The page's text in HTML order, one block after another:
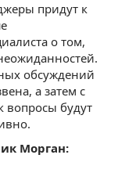
придут к
о том,
обсуждений
а затем с
вопросы будут
Морган: